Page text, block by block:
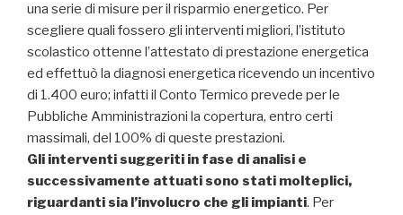
una serie di misure per il risparmio energetico. Per
scegliere quali fossero gli interventi migliori, l’istituto
scolastico ottenne l’attestato di prestazione energetica
ed effettuò la diagnosi energetica ricevendo un incentivo
di 1.400 euro; infatti il Conto Termico prevede per le
Pubbliche Amministrazioni la copertura, entro certi
massimali, del 100% di queste prestazioni.
Gli interventi suggeriti in fase di analisi e
successivamente attuati sono stati molteplici,
riguardanti sia l’involucro che gli impianti. Per